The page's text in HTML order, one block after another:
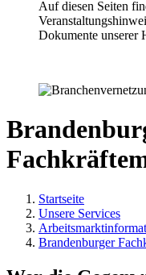
Auf diesen Seiten
Dokumente unserer
Startseite
Unsere Services
Brandenburger